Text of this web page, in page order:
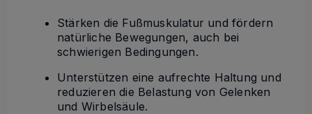
Stärken die Fußmuskulatur und fördern
natürliche Bewegungen, auch bei
schwierigen Bedingungen.
Unterstützen eine aufrechte Haltung und
reduzieren die Belastung von Gelenken
und Wirbelsäule.